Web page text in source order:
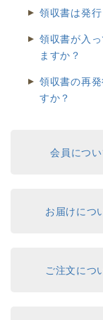
領収書は発
領収書が入
ますか？
領収書の再
すか？
会員につ
お届けにつ
ご注文につ